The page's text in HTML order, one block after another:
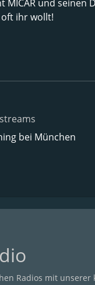
und seinen
ihr wollt!
bei München
Radios mit